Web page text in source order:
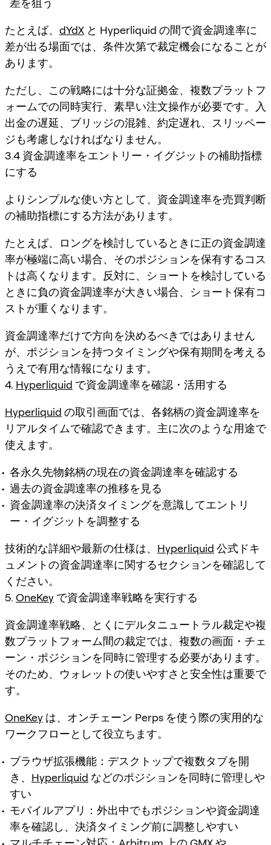
差を狙う
たとえば、 dYdX と Hyperliquid の間で資金調達率に
差が出る場面では、条件次第で裁定機会になることが
あります。
ただし、この戦略には十分な証拠金、複数プラットフ
ォームでの同時実行、素早い注文操作が必要です。入
出金の遅延、ブリッジの混雑、約定遅れ、スリッペー
ジも考慮しなければなりません。
3.4 資金調達率をエントリー・イグジットの補助指標
にする
よりシンプルな使い方として、資金調達率を売買判断
の補助指標にする方法があります。
たとえば、ロングを検討しているときに正の資金調達
率が極端に高い場合、そのポジションを保有するコス
トは高くなります。反対に、ショートを検討している
ときに負の資金調達率が大きい場合、ショート保有コ
ストが重くなります。
資金調達率だけで方向を決めるべきではありません
が、ポジションを持つタイミングや保有期間を考える
うえで有用な情報になります。
4. Hyperliquid で資金調達率を確認・活用する
Hyperliquid の取引画面では、各銘柄の資金調達率を
リアルタイムで確認できます。主に次のような用途で
使えます。
各永久先物銘柄の現在の資金調達率を確認する
過去の資金調達率の推移を見る
資金調達率の決済タイミングを意識してエントリ
ー・イグジットを調整する
技術的な詳細や最新の仕様は、 Hyperliquid 公式ドキ
ュメントの資金調達率に関するセクションを確認して
ください。
5. OneKey で資金調達率戦略を実行する
資金調達率戦略、とくにデルタニュートラル裁定や複
数プラットフォーム間の裁定では、複数の画面・チェ
ーン・ポジションを同時に管理する必要があります。
そのため、ウォレットの使いやすさと安全性は重要で
す。
OneKey は、オンチェーン Perps を使う際の実用的な
ワークフローとして役立ちます。
ブラウザ拡張機能：デスクトップで複数タブを開
き、 Hyperliquid などのポジションを同時に管理しや
すい
モバイルアプリ：外出中でもポジションや資金調達
率を確認し、決済タイミング前に調整しやすい